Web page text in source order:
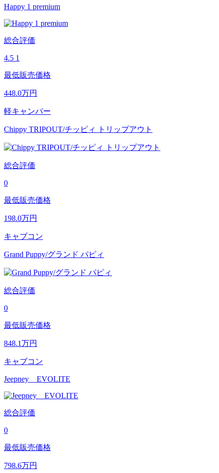
Happy 1 premium
総合評価
4.5 1
最低販売価格
448.0万円
軽キャンパー
Chippy TRIPOUT/チッピィ トリップアウト
総合評価
0
最低販売価格
198.0万円
キャブコン
Grand Puppy/グランド パピィ
総合評価
0
最低販売価格
848.1万円
キャブコン
Jeepney EVOLITE
総合評価
0
最低販売価格
798.6万円